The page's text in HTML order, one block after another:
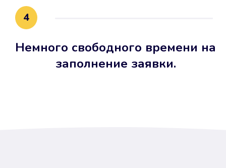
4
Немного свободного времени на
заполнение заявки.